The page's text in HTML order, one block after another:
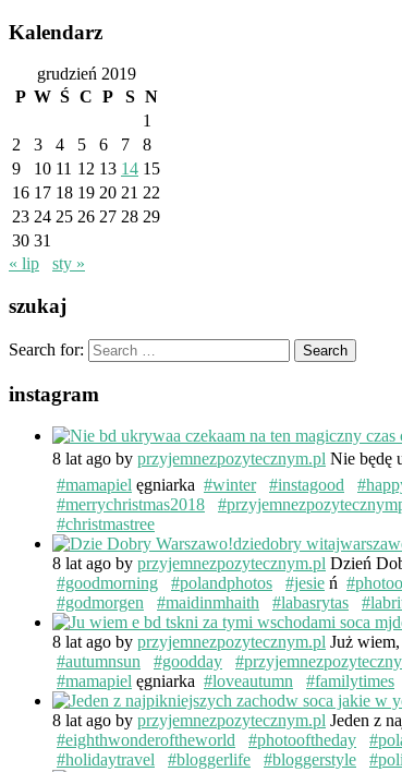
Kalendarz
grudzień 2019
P W Ś C P S N
1
2
3 4 5 6 7
8
9
10 11 12 13 14 15
16 17 18 19 20 21 22
23 24 25 26 27 28 29
30 31
« lip
sty »
szukaj
Search for:
instagram
8 lat ago by przyjemnezpozytecznym.pl Nie będę
#mamapiel ęgniarka #winter #instagood
#merrychristmas2018
#christmastree
8 lat ago by przyjemnezpozytecznym.pl Dzień
#goodmorning
#polandphotos #jesie ń
#godmorgen
#maidinmhaith #labasrytas
8 lat ago by przyjemnezpozytecznym.pl Już
#autumnsun
#goodday
#mamapiel ęgniarka #loveautumn #familytimes
8 lat ago by przyjemnezpozytecznym.pl Jeden z
#eighthwonderoftheworld
#photooftheday
#holidaytravel
#bloggerlife #bloggerstyle